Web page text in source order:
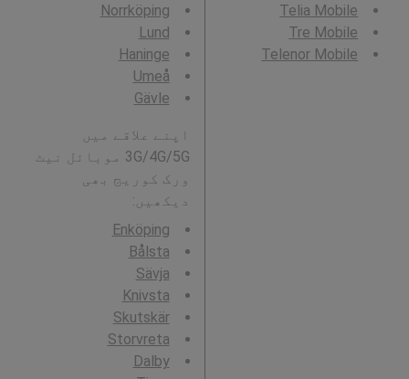
Telia Mobile
Tre Mobile
Telenor Mobile
Norrköping
Lund
Haninge
Umeå
Gävle
اپنے علاقے میں
3G/4G/5G موبائل نیٹ
ورک کوریج بھی
دیکھیں:
Enköping
Bålsta
Sävja
Knivsta
Skutskär
Storvreta
Dalby